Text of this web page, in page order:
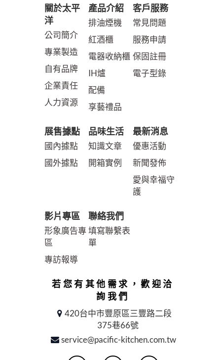
關於太平
洋
公司簡介
專業製造
自有品牌
企業責任
人力資源
產品介紹
排油煙機
紅酒櫃
電器收納櫃
IH爐
配備
享藝禮品
客戶服務
常見問題
服務申請
保固註冊
電子型錄
展售據點
國內據點
國外據點
品味生活
知識文章
開箱實例
最新消息
優惠活動
新聞發佈
愛與幸福守
護
影片專區
形象廣告專
區
專訪報導
聯絡我們
填寫聯繫表
單
若您有其他需求，歡迎洽
詢我們
420台中市豐原區三豐路二段
375巷66號
service@pacific-kitchen.com.tw